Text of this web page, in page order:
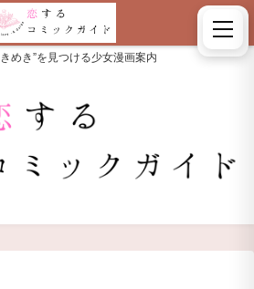
めき”を見つける少女漫画案内
検索